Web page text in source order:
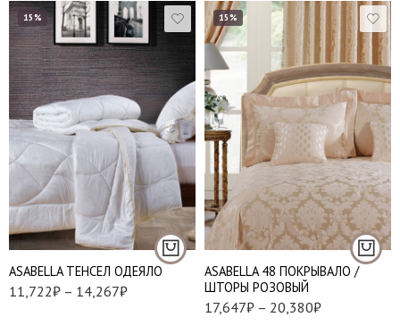
15%
АSABELLA ТЕНСЕЛ ОДЕЯЛО
11,722₽ – 14,267₽
145*205 см
160*220 см
200*220 см
15%
ASABELLA 48 ПОКРЫВАЛО /
ШТОРЫ РОЗОВЫЙ
17,647₽ – 20,380₽
Евро (240*260 см.)
Евро Макси (
260*260 см.)
Шторы 270*275 см